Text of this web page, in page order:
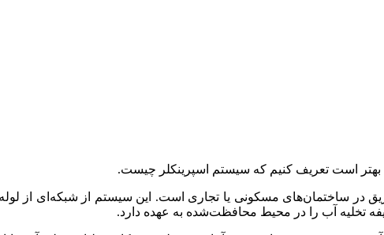
بهتر است تعریف کنیم که سیستم اسپرینکلر چیست.
در ساختمان‌های مسکونی یا تجاری است. این سیستم از شبکه‌ای از
تخلیه آب را در محیط محافظت‌شده به عهده دارد.